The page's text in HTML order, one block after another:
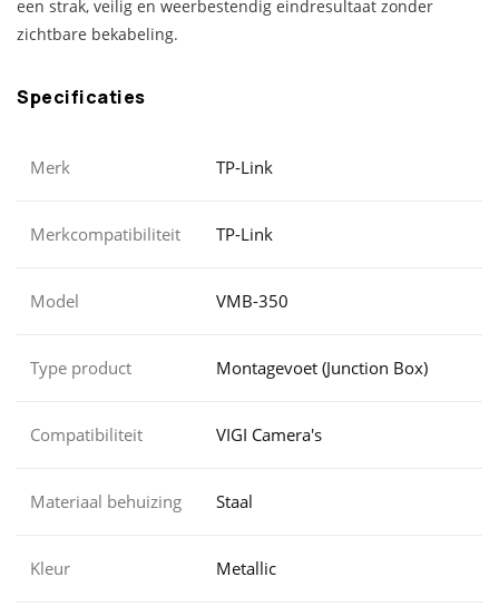
een strak, veilig en weerbestendig eindresultaat zonder
zichtbare bekabeling.
Specificaties
Merk TP-Link
Merkcompatibiliteit TP-Link
Model VMB-350
Type product Montagevoet (Junction Box)
Compatibiliteit VIGI Camera's
Materiaal behuizing Staal
Kleur Metallic